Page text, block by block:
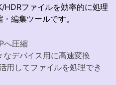
に
ストに変換
New
Hot
圧縮ツール
圧縮
ファイルを効率的に処理
編集ツールです。
へ圧縮
デバイス用に高速変換
用してファイルを処理でき